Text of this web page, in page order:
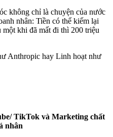
không chỉ là chuyện của nước
nhân: Tiền có thể kiếm lại
khi đã mất đi thì 200 triệu
Anthropic hay Linh hoạt như
TikTok và Marketing chất
nhân